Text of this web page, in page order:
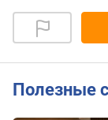
Полезные